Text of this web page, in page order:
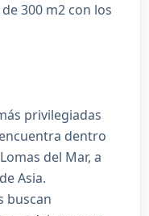
300 m2 con los
privilegiadas
dentro
del Mar, a
Asia.
buscan